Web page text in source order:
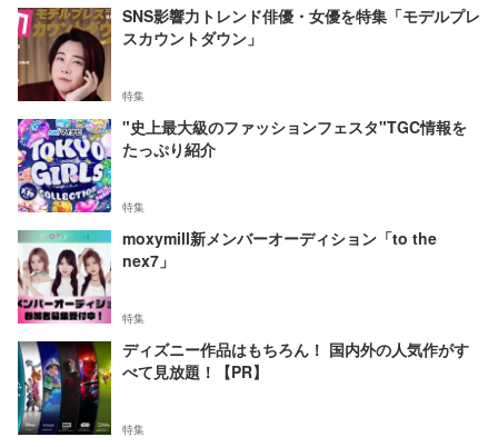
SNS影響力トレンド俳優・女優を特集「モデルプレ
スカウントダウン」
特集
"史上最大級のファッションフェスタ"TGC情報を
たっぷり紹介
特集
moxymill新メンバーオーディション「to the
nex7」
特集
ディズニー作品はもちろん！ 国内外の人気作がす
べて見放題！【PR】
特集